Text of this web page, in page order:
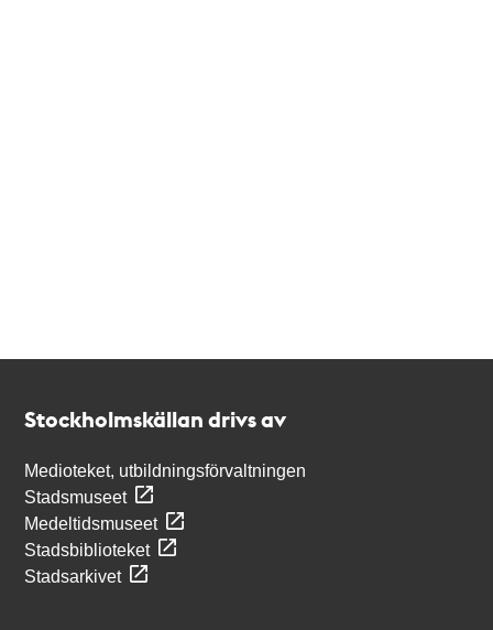
Stockholmskällan drivs av
Medioteket, utbildningsförvaltningen
Stadsmuseet
Medeltidsmuseet
Stadsbiblioteket
Stadsarkivet